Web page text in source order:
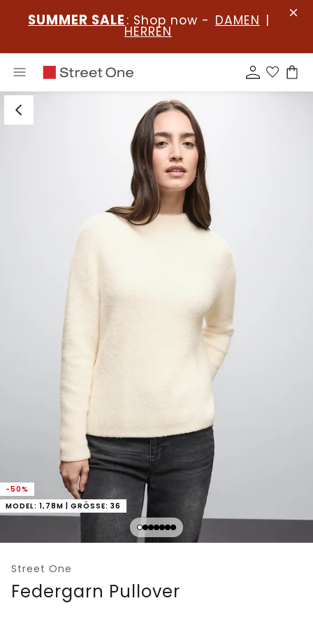
SUMMER SALE : Shop now - DAMEN |
HERREN
-50%
MODEL: 1,78M | GRÖSSE: 36
Street One
Federgarn Pullover